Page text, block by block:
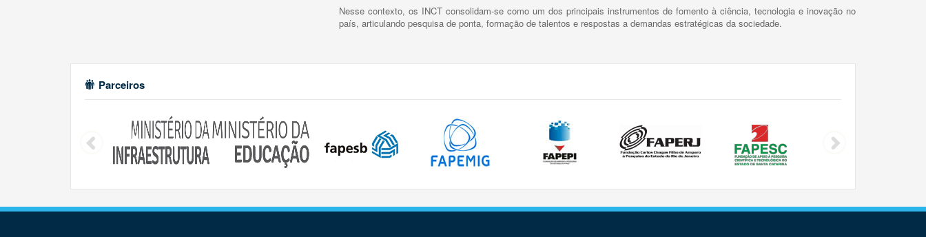
Nesse contexto, os INCT consolidam-se como um dos principais instrumentos de fomento à ciência, tecnologia e inovação no
país, articulando pesquisa de ponta, formação de talentos e respostas a demandas estratégicas da sociedade.
Parceiros